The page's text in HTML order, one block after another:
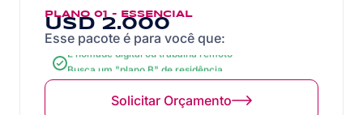
PLANO 01 - ESSENCIAL
USD 2.000
Esse pacote é para você que:
É nômade digital ou trabalha remoto
Busca um "plano B" de residência
Não precisa de empresa local imediatamente
Quer diversificar os documentos
Solicitar Orçamento